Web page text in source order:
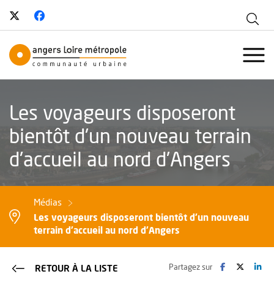
Suivez-nous sur Twitter
, Ouvre une nouvelle fenêtre
Angers Loire Métropole -
Les voyageurs disposeront
bientôt d'un nouveau terrain
d'accueil au nord d'Angers
Médias
Les voyageurs disposeront bientôt d'un nouveau
terrain d'accueil au nord d'Angers
Partagez sur Facebook
, Ouvre une
Twitter
, ,
RETOUR À LA LISTE